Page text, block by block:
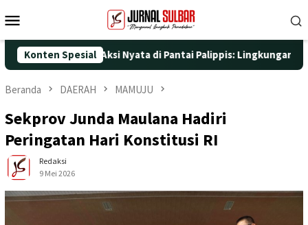
ke
Mobile
Konten Spesial
dengan Aksi Nyata di Pantai Palippis: Lingkungan dan
Beranda DAERAH MAMUJU
Sekprov Junda Maulana Hadiri
Peringatan Hari Konstitusi RI
Redaksi
9 Mei 2026